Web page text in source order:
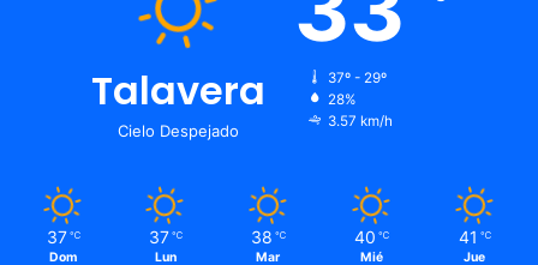
Talavera
Cielo Despejado
37º - 29º
28%
3.57 km/h
37 ℃
Dom
37 ℃
Lun
38 ℃
Mar
40 ℃
Mié
41 ℃
Jue